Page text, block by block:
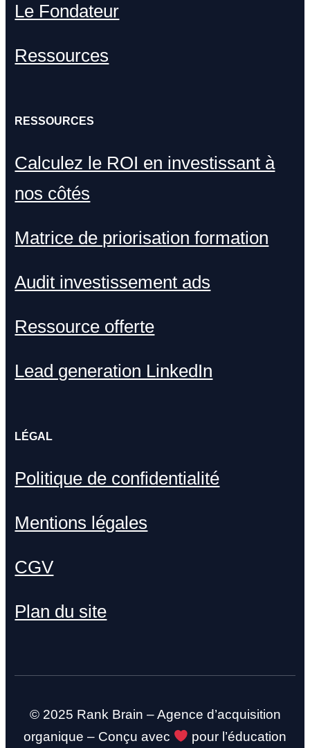
Le Fondateur
Ressources
RESSOURCES
Calculez le ROI en investissant à
nos côtés
Matrice de priorisation formation
Audit investissement ads
Ressource offerte
Lead generation LinkedIn
LÉGAL
Politique de confidentialité
Mentions légales
CGV
Plan du site
© 2025 Rank Brain – Agence d’acquisition
organique – Conçu avec
pour l’éducation